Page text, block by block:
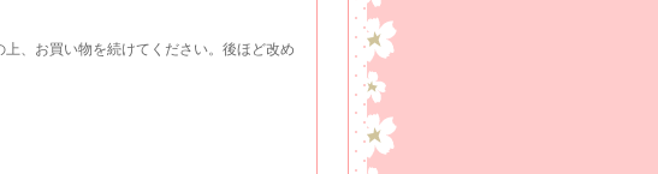
、お買い物を続けてください。後ほど改め